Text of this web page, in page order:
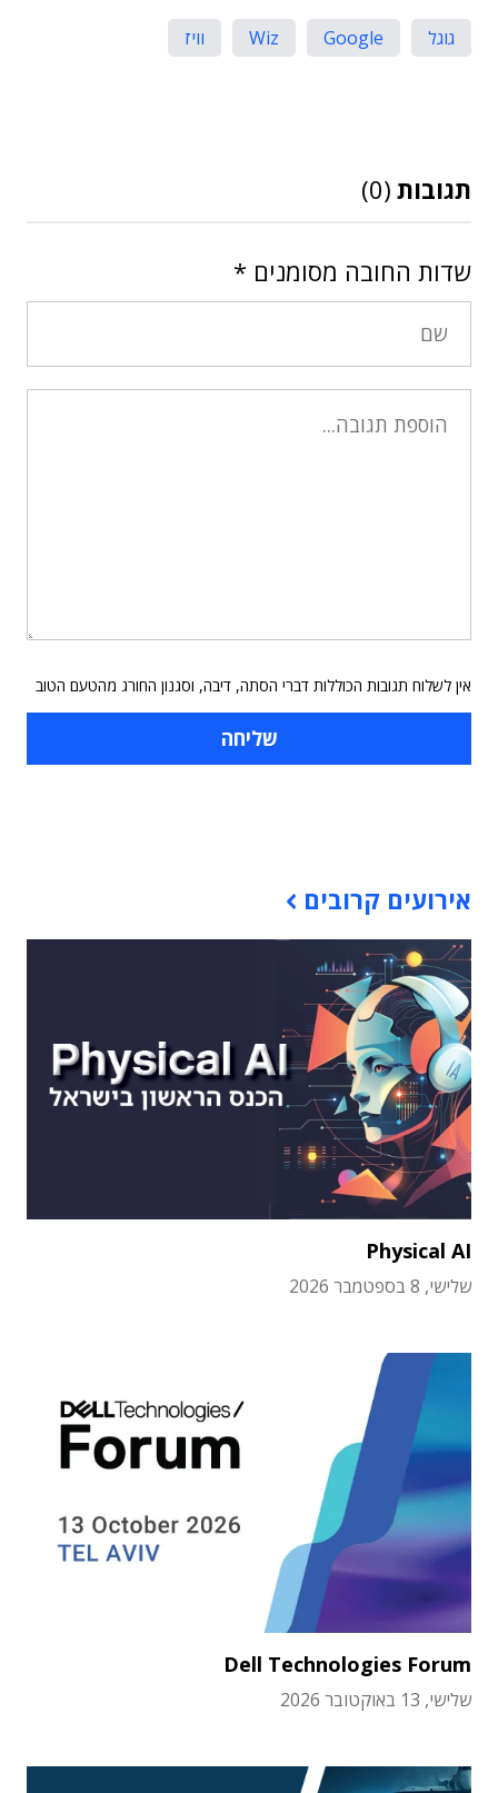
גוגל Google
Wiz וויז
תגובות (0)
שדות החובה מסומנים *
אין לשלוח תגובות הכוללות דברי הסתה, דיבה, וסגנון החורג מהטעם הטוב
אירועים קרובים
Physical AI
שלישי, 8 בספטמבר 2026
Dell Technologies Forum
שלישי, 13 באוקטובר 2026